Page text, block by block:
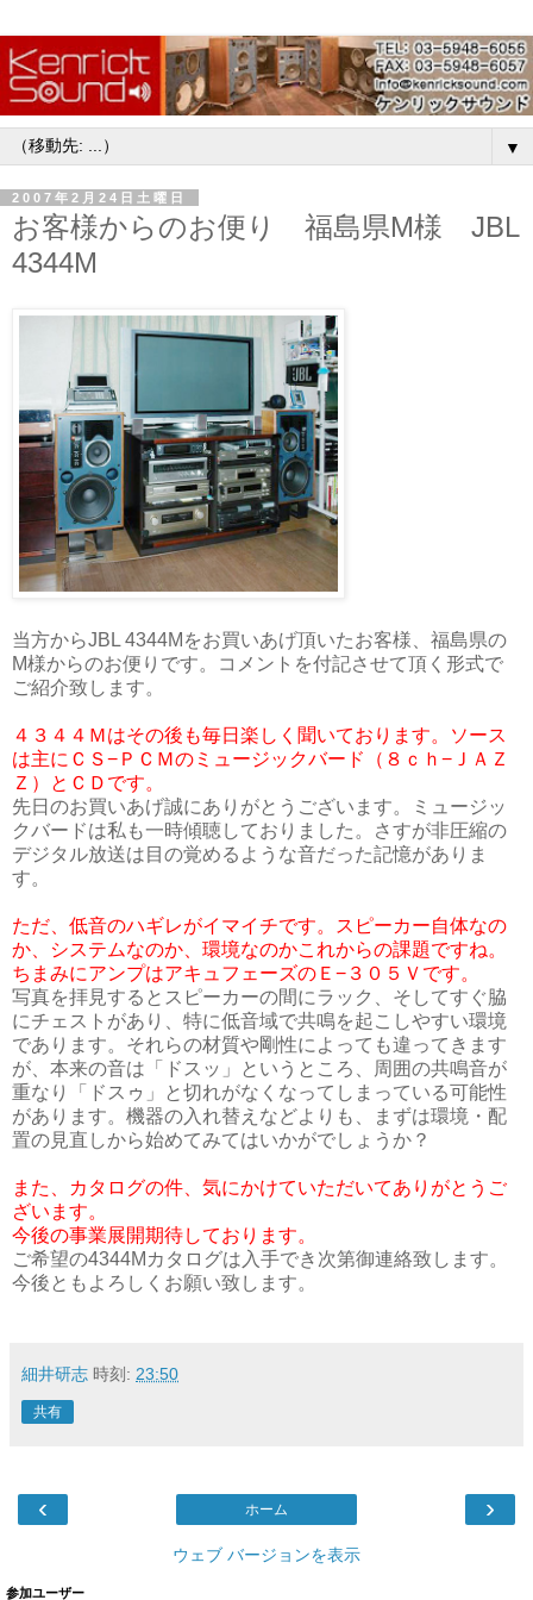
▼
2007年2月24日土曜日
お客様からのお便り 福島県M様 JBL
4344M
当方からJBL 4344Mをお買いあげ頂いたお客様、福島県の
M様からのお便りです。コメントを付記させて頂く形式で
ご紹介致します。
４３４４Ｍはその後も毎日楽しく聞いております。ソース
は主にＣＳ−ＰＣＭのミュージックバード（８ｃｈ−ＪＡＺ
Ｚ）とＣＤです。
先日のお買いあげ誠にありがとうございます。ミュージッ
クバードは私も一時傾聴しておりました。さすが非圧縮の
デジタル放送は目の覚めるような音だった記憶がありま
す。
ただ、低音のハギレがイマイチです。スピーカー自体なの
か、システムなのか、環境なのかこれからの課題ですね。
ちまみにアンプはアキュフェーズのＥ−３０５Ｖです。
写真を拝見するとスピーカーの間にラック、そしてすぐ脇
にチェストがあり、特に低音域で共鳴を起こしやすい環境
であります。それらの材質や剛性によっても違ってきます
が、本来の音は「ドスッ」というところ、周囲の共鳴音が
重なり「ドスゥ」と切れがなくなってしまっている可能性
があります。機器の入れ替えなどよりも、まずは環境・配
置の見直しから始めてみてはいかがでしょうか？
また、カタログの件、気にかけていただいてありがとうご
ざいます。
今後の事業展開期待しております。
ご希望の4344Mカタログは入手でき次第御連絡致します。
今後ともよろしくお願い致します。
細井研志 時刻: 23:50
共有
‹ ›
ホーム
ウェブ バージョンを表示
参加ユーザー